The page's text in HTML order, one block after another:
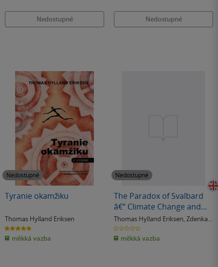
Nedostupné Nedostupné
Nedostupné
Tyranie okamžiku
Thomas Hylland Eriksen
5.0
z
5
hvězdiček
měkká vazba
Nedostupné
The Paradox of Svalbard
â€“ Climate Change and
Globalisation in the Arctic
Thomas Hylland Eriksen, Zdenka
SokolÃ­ckovÃ¡
0.0
z
5
hvězdiček
měkká vazba